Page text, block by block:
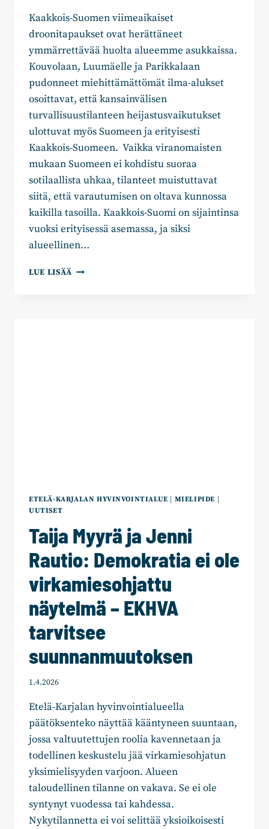
Kaakkois-Suomen viimeaikaiset
droonitapaukset ovat herättäneet
ymmärrettävää huolta alueemme asukkaissa.
Kouvolaan, Luumäelle ja Parikkalaan
pudonneet miehittämättömät ilma-alukset
osoittavat, että kansainvälisen
turvallisuustilanteen heijastusvaikutukset
ulottuvat myös Suomeen ja erityisesti
Kaakkois-Suomeen. Vaikka viranomaisten
mukaan Suomeen ei kohdistu suoraa
sotilaallista uhkaa, tilanteet muistuttavat
siitä, että varautumisen on oltava kunnossa
kaikilla tasoilla. Kaakkois-Suomi on sijaintinsa
vuoksi erityisessä asemassa, ja siksi
alueellinen…
LUE LISÄÄ ANNA-
ETELÄ-KARJALAN HYVINVOINTIALUE MIELIPIDE
UUTISET
Taija Myyrä ja Jenni
Rautio: Demokratia ei ole
virkamiesohjattu
näytelmä – EKHVA
tarvitsee
suunnanmuutoksen
1.4.2026
Etelä-Karjalan hyvinvointialueella
päätöksenteko näyttää kääntyneen suuntaan,
jossa valtuutettujen roolia kavennetaan ja
todellinen keskustelu jää virkamiesohjatun
yksimielisyyden varjoon. Alueen
taloudellinen tilanne on vakava. Se ei ole
syntynyt vuodessa tai kahdessa.
Nykytilannetta ei voi selittää yksioikoisesti